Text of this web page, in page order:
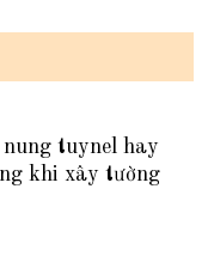
nung tuynel hay
khi xây tường